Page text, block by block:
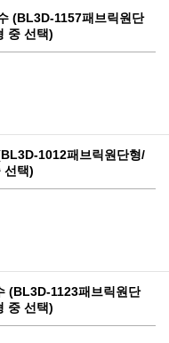
(BL3D-1157패브릭원단
중 선택)
1012패브릭원단형/
선택)
(BL3D-1123패브릭원단
중 선택)